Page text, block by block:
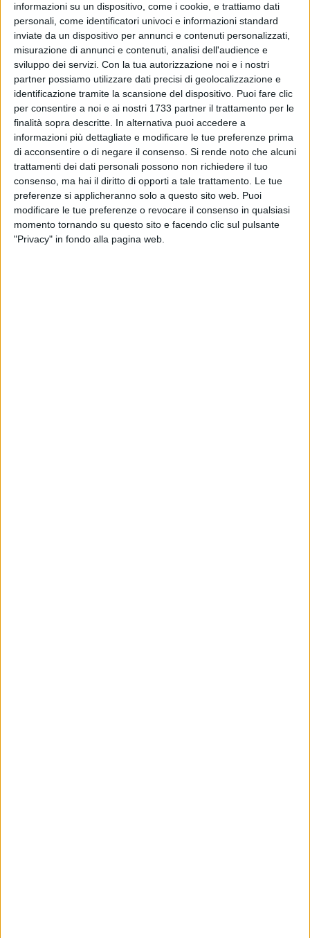
informazioni su un dispositivo, come i cookie, e trattiamo dati
personali, come identificatori univoci e informazioni standard
inviate da un dispositivo per annunci e contenuti personalizzati,
misurazione di annunci e contenuti, analisi dell'audience e
sviluppo dei servizi. Con la tua autorizzazione noi e i nostri
partner possiamo utilizzare dati precisi di geolocalizzazione e
identificazione tramite la scansione del dispositivo. Puoi fare clic
per consentire a noi e ai nostri 1733 partner il trattamento per le
finalità sopra descritte. In alternativa puoi accedere a
informazioni più dettagliate e modificare le tue preferenze prima
di acconsentire o di negare il consenso. Si rende noto che alcuni
trattamenti dei dati personali possono non richiedere il tuo
consenso, ma hai il diritto di opporti a tale trattamento. Le tue
preferenze si applicheranno solo a questo sito web. Puoi
modificare le tue preferenze o revocare il consenso in qualsiasi
momento tornando su questo sito e facendo clic sul pulsante
"Privacy" in fondo alla pagina web.
Il Nucleo Guardia Ambientale, impegnato costantemente
nell'attività di contrasto all'abbandono indiscriminato di
rifiuti sul territorio comunale, ha consegnato al Comando di
Polizia Locale di Bisceglie il rapporto di servizio,
comprensivo di foto, riguardo l'attività di vigilanza
ambientale svolta, per la quale si sono serviti di alcune
fototrappole.
I controlli hanno permesso l'individuazione di quattro